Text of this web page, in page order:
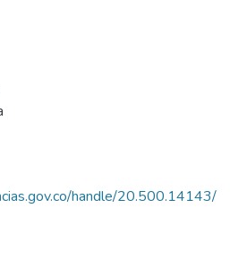
handle/20.500.14143/